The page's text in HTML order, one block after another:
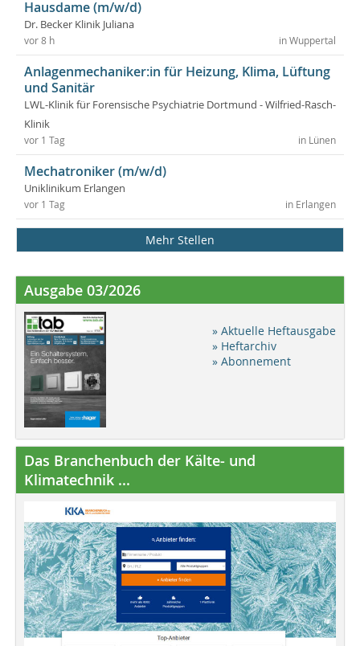
Hausdame (m/w/d)
Dr. Becker Klinik Juliana
in Wuppertal
vor 8 h
Anlagenmechaniker:in für Heizung, Klima, Lüftung
und Sanitär
LWL-Klinik für Forensische Psychiatrie Dortmund - Wilfried-Rasch-
Klinik
in Lünen
vor 1 Tag
Mechatroniker (m/w/d)
Uniklinikum Erlangen
in Erlangen
vor 1 Tag
Mehr Stellen
Ausgabe 03/2026
» Aktuelle Heftausgabe
» Heftarchiv
» Abonnement
Das Branchenbuch der Kälte- und
Klimatechnik ...